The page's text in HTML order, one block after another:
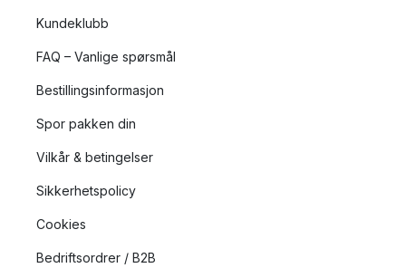
Kundeklubb
FAQ – Vanlige spørsmål
Bestillingsinformasjon
Spor pakken din
Vilkår & betingelser
Sikkerhetspolicy
Cookies
Bedriftsordrer / B2B